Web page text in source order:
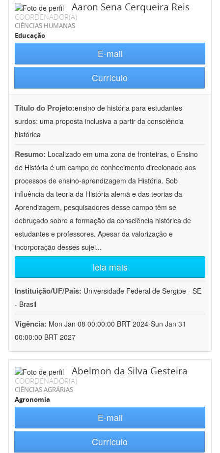
Aaron Sena Cerqueira Reis
COORDENADOR(A)
CIÊNCIAS HUMANAS
Educação
E-mail
Currículo
Título do Projeto:ensino de história para estudantes
surdos: uma proposta inclusiva a partir da consciência
histórica
Resumo: Localizado em uma zona de fronteiras, o Ensino
de História é um campo do conhecimento direcionado aos
processos de ensino-aprendizagem da História. Sob
influência da teoria da História alemã e das teorias da
Aprendizagem, pesquisadores desse campo têm se
debruçado sobre a formação da consciência histórica de
estudantes e professores. Apesar da valorização e
incorporação desses sujei...
leia mais
Instituição/UF/País: Universidade Federal de Sergipe - SE
- Brasil
Vigência: Mon Jan 08 00:00:00 BRT 2024-Sun Jan 31
00:00:00 BRT 2027
Abelmon da Silva Gesteira
COORDENADOR(A)
CIÊNCIAS AGRÁRIAS
Agronomia
E-mail
Currículo